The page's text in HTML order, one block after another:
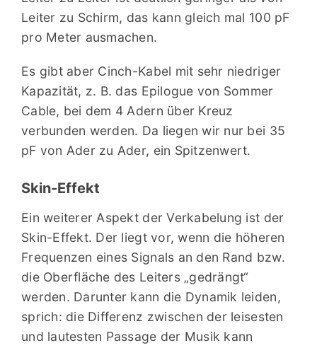
Leiter zu Schirm, das kann gleich mal 100 pF
pro Meter ausmachen.
Es gibt aber Cinch-Kabel mit sehr niedriger
Kapazität, z. B. das Epilogue von Sommer
Cable, bei dem 4 Adern über Kreuz
verbunden werden. Da liegen wir nur bei 35
pF von Ader zu Ader, ein Spitzenwert.
Skin-Effekt
Ein weiterer Aspekt der Verkabelung ist der
Skin-Effekt. Der liegt vor, wenn die höheren
Frequenzen eines Signals an den Rand bzw.
die Oberfläche des Leiters „gedrängt“
werden. Darunter kann die Dynamik leiden,
sprich: die Differenz zwischen der leisesten
und lautesten Passage der Musik kann